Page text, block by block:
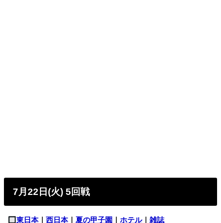
7月22日(火) 5回戦
東日本｜西日本｜夏の甲子園 ｜ホテル｜雑誌